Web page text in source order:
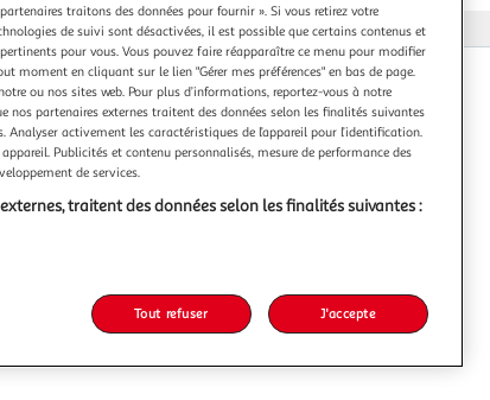
Vendu parParis Prix
-20 %
9,99€
7,99€
traitons des données pour fournir ». Si vous retirez votre
de suivi sont désactivées, il est possible que certains contenus et
pour vous. Vous pouvez faire réapparaître ce menu pour modifier
moment en cliquant sur le lien "Gérer mes préférences" en bas de page.
ou nos sites web. Pour plus d’informations, reportez-vous à notre
nos partenaires externes traitent des données selon les finalités suivantes
activement les caractéristiques de l’appareil pour l’identification.
Publicités et contenu personnalisés, mesure de performance des
de services.
traitent des données selon les finalités suivantes :
Tout refuser J'accepte